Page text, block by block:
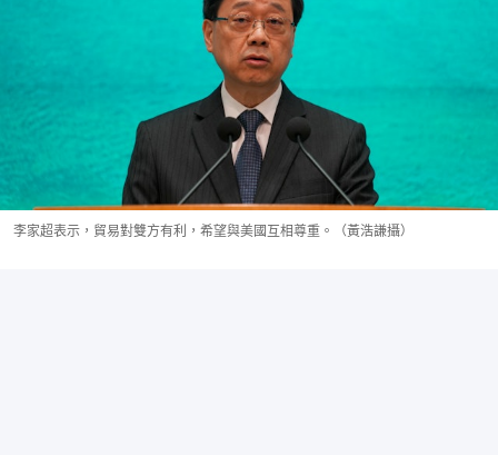
李家超表示，貿易對雙方有利，希望與美國互相尊重。（黃浩謙攝）